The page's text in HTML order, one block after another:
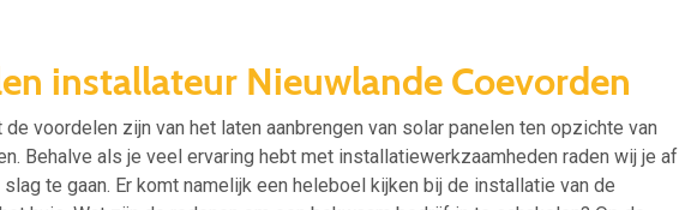
installateur Nieuwlande Coevorden
voordelen zijn van het laten aanbrengen van solar panelen ten opzichte van
Behalve als je veel ervaring hebt met installatiewerkzaamheden raden wij je af
te gaan. Er komt namelijk een heleboel kijken bij de installatie van de